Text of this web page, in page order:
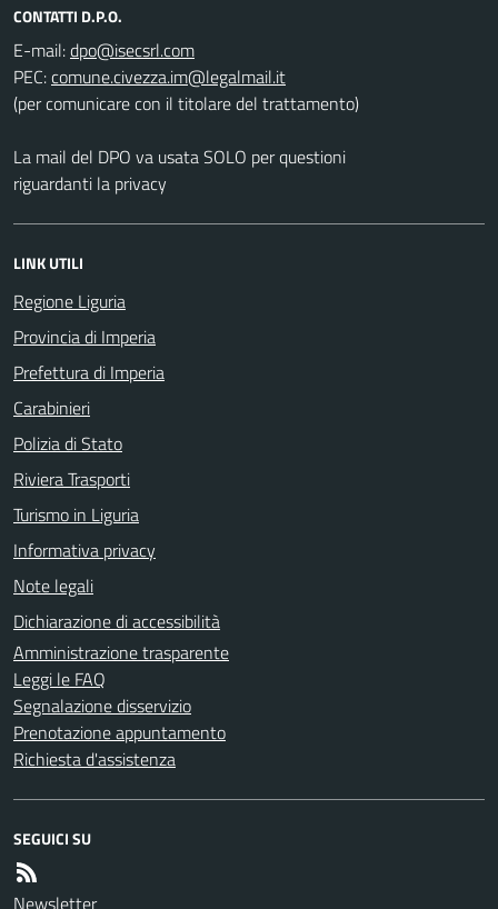
CONTATTI D.P.O.
E-mail:
PEC:
(per comunicare con il titolare del trattamento)
La mail del DPO va usata SOLO per questioni
riguardanti la privacy
LINK UTILI
Regione Liguria
Provincia di Imperia
Prefettura di Imperia
Carabinieri
Polizia di Stato
Riviera Trasporti
Turismo in Liguria
Informativa privacy
Note legali
Dichiarazione di accessibilità
Amministrazione trasparente
Leggi le FAQ
Segnalazione disservizio
Prenotazione appuntamento
Richiesta d'assistenza
SEGUICI SU
Newsletter